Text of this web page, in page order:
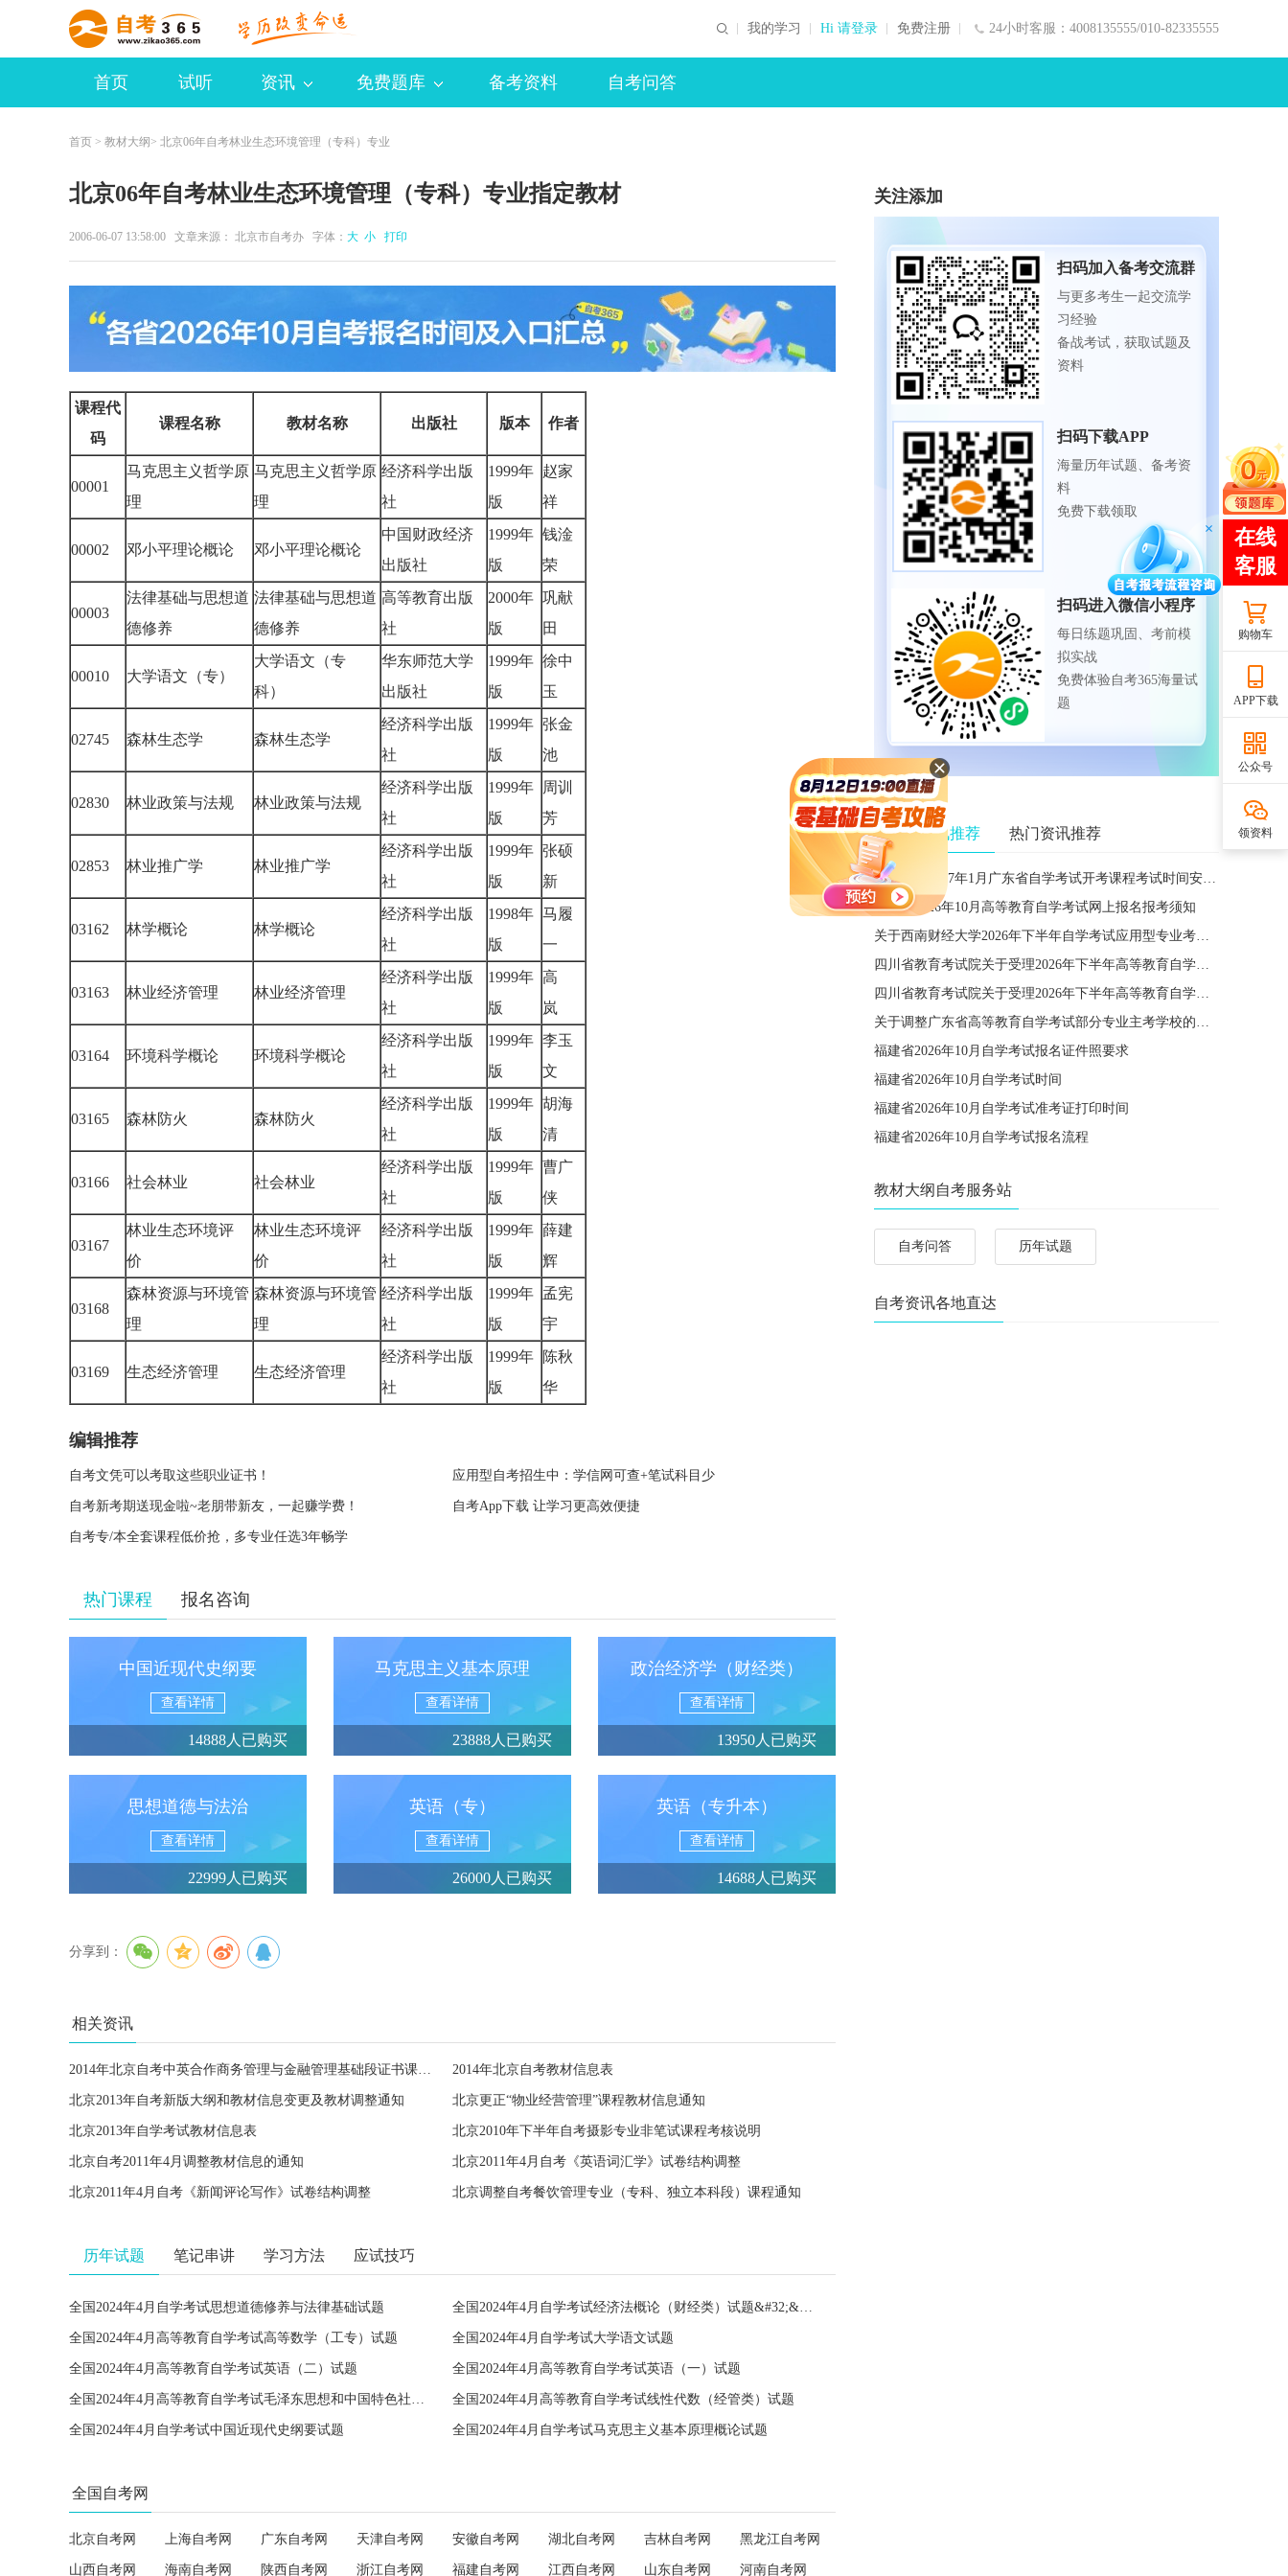
24小时客服：4008135555/010-82335555
我的学习 Hi 请登录 免费注册
首页 试听 资讯 免费题库 备考资料 自考问答
首页 > 教材大纲 > 北京06年自考林业生态环境管理（专科）专业
北京06年自考林业生态环境管理（专科）专业指定教材
2006-06-07 13:58:00 文章来源： 北京市自考办 字体： 大 小 打印
课程代
码
课程名称 教材名称 出版社 版本 作者
00001
马克思主义哲学原
理
马克思主义哲学原
理
经济科学出版
社
1999年
版
赵家
祥
00002 邓小平理论概论 邓小平理论概论
中国财政经济
出版社
1999年
版
钱淦
荣
00003
法律基础与思想道
德修养
法律基础与思想道
德修养
高等教育出版
社
2000年
版
巩献
田
00010 大学语文（专）
大学语文（专
科）
华东师范大学
出版社
1999年
版
徐中
玉
02745 森林生态学 森林生态学
经济科学出版
社
1999年
版
张金
池
02830 林业政策与法规 林业政策与法规
经济科学出版
社
1999年
版
周训
芳
02853 林业推广学 林业推广学
经济科学出版
社
1999年
版
张硕
新
03162 林学概论 林学概论
经济科学出版
社
1998年
版
马履
一
03163 林业经济管理 林业经济管理
经济科学出版
社
1999年
版
高
岚
03164 环境科学概论 环境科学概论
经济科学出版
社
1999年
版
李玉
文
03165 森林防火 森林防火
经济科学出版
社
1999年
版
胡海
清
03166 社会林业 社会林业
经济科学出版
社
1999年
版
曹广
侠
03167
林业生态环境评
价
林业生态环境评
价
经济科学出版
社
1999年
版
薛建
辉
03168
森林资源与环境管
理
森林资源与环境管
理
经济科学出版
社
1999年
版
孟宪
宇
03169 生态经济管理 生态经济管理
经济科学出版
社
1999年
版
陈秋
华
编辑推荐
自考文凭可以考取这些职业证书！ 应用型自考招生中：学信网可查+笔试科目少
自考新考期送现金啦~老朋带新友，一起赚学费！ 自考App下载 让学习更高效便捷
自考专/本全套课程低价抢，多专业任选3年畅学
热门课程 报名咨询
中国近现代史纲要
查看详情
14888人已购买
马克思主义基本原理
查看详情
23888人已购买
政治经济学（财经类）
查看详情
13950人已购买
思想道德与法治
查看详情
22999人已购买
英语（专）
查看详情
26000人已购买
英语（专升本）
查看详情
14688人已购买
分享到：
相关资讯
2014年北京自考中英合作商务管理与金融管理基础段证书课程教材信息表 2014年北京自考教材信息表
北京2013年自考新版大纲和教材信息变更及教材调整通知 北京更正“物业经营管理”课程教材信息通知
北京2013年自学考试教材信息表 北京2010年下半年自考摄影专业非笔试课程考核说明
北京自考2011年4月调整教材信息的通知 北京2011年4月自考《英语词汇学》试卷结构调整
北京2011年4月自考《新闻评论写作》试卷结构调整 北京调整自考餐饮管理专业（专科、独立本科段）课程通知
历年试题 笔记串讲 学习方法 应试技巧
全国2024年4月自学考试思想道德修养与法律基础试题 全国2024年4月自学考试经济法概论（财经类）试题&#32;&#32;
全国2024年4月高等教育自学考试高等数学（工专）试题 全国2024年4月自学考试大学语文试题
全国2024年4月高等教育自学考试英语（二）试题 全国2024年4月高等教育自学考试英语（一）试题
全国2024年4月高等教育自学考试毛泽东思想和中国特色社会主义理论体系概论试题 全国2024年4月高等教育自学考试线性代数（经管类）试题
全国2024年4月自学考试中国近现代史纲要试题 全国2024年4月自学考试马克思主义基本原理概论试题
全国自考网
北京自考网 上海自考网 广东自考网 天津自考网 安徽自考网 湖北自考网 吉林自考网 黑龙江自考网
山西自考网 海南自考网 陕西自考网 浙江自考网 福建自考网 江西自考网 山东自考网 河南自考网
关注添加
扫码加入备考交流群
与更多考生一起交流学
习经验
备战考试，获取试题及
资料
扫码下载APP
海量历年试题、备考资
料
免费下载领取
扫码进入微信小程序
每日练题巩固、考前模
拟实战
免费体验自考365海量试
题
最新资讯推荐 热门资讯推荐
关于公布2027年1月广东省自学考试开考课程考试时间安排和使用教材的通知
广东省2026年10月高等教育自学考试网上报名报考须知
关于西南财经大学2026年下半年自学考试应用型专业考籍更改办理的通知
四川省教育考试院关于受理2026年下半年高等教育自学考试省际转考申请的通告
四川省教育考试院关于受理2026年下半年高等教育自学考试考籍更改申请的通告
关于调整广东省高等教育自学考试部分专业主考学校的通知
福建省2026年10月自学考试报名证件照要求
福建省2026年10月自学考试时间
福建省2026年10月自学考试准考证打印时间
福建省2026年10月自学考试报名流程
教材大纲自考服务站
自考问答 历年试题
自考资讯各地直达
购物车
APP下载
公众号
领资料